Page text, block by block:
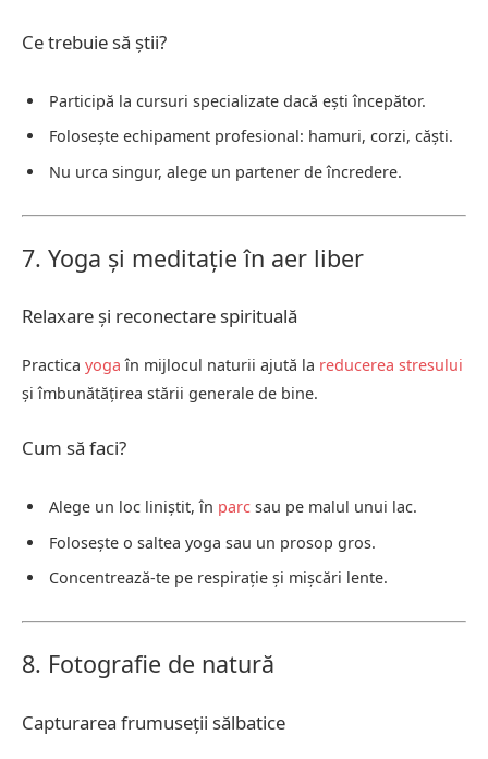
Ce trebuie să știi?
Participă la cursuri specializate dacă ești începător.
Folosește echipament profesional: hamuri, corzi, căști.
Nu urca singur, alege un partener de încredere.
7. Yoga și meditație în aer liber
Relaxare și reconectare spirituală
Practica yoga în mijlocul naturii ajută la reducerea stresului
și îmbunătățirea stării generale de bine.
Cum să faci?
Alege un loc liniștit, în parc sau pe malul unui lac.
Folosește o saltea yoga sau un prosop gros.
Concentrează-te pe respirație și mișcări lente.
8. Fotografie de natură
Capturarea frumuseții sălbatice